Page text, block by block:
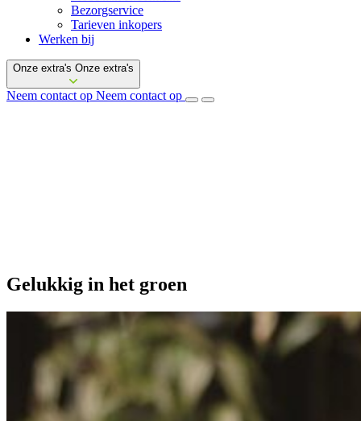
Bezorgservice
Tarieven inkopers
Werken bij
Onze extra's Onze extra's
Neem contact op Neem contact op
Gelukkig in het groen